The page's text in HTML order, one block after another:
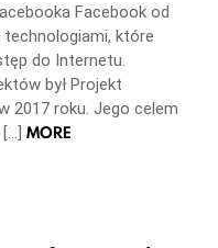
Facebook od
które
do Internetu.
był Projekt
2017 roku. Jego celem
MORE